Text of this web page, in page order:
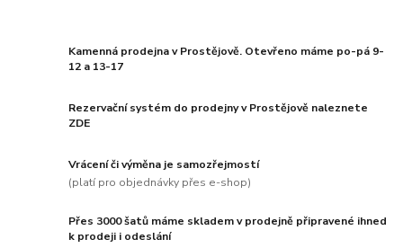
Kamenná prodejna v Prostějově. Otevřeno máme po-pá 9-
12 a 13-17
Rezervační systém do prodejny v Prostějově naleznete
ZDE
Vrácení či výměna je samozřejmostí
(platí pro objednávky přes e-shop)
Přes 3000 šatů máme skladem v prodejně připravené ihned
k prodeji i odeslání